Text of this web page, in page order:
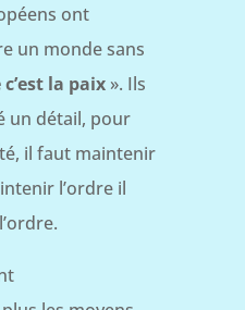
ont
un monde sans
c’est la paix». Ils
un détail, pour
il faut maintenir
l’ordre il